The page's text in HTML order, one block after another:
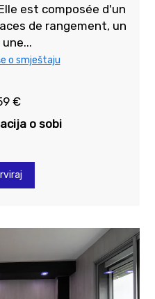
est composée d'un
de rangement, un
o smještaju
€
o sobi